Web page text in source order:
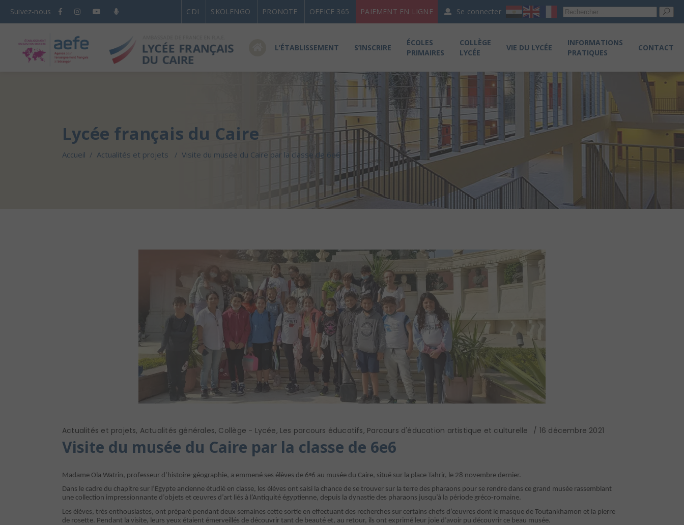
Suivez-nous CDI SKOLENGO PRONOTE OFFICE 365 PAIEMENT EN LIGNE Se connecter
L’ÉTABLISSEMENT S’INSCRIRE
ÉCOLES
PRIMAIRES
COLLÈGE
LYCÉE
VIE DU LYCÉE
INFORMATIONS
PRATIQUES
CONTACT
Lycée français du Caire
Accueil / Actualités et projets / Visite du musée du Caire par la classe de 6e6
Actualités et projets, Actualités générales, Collège - Lycée, Les parcours éducatifs, Parcours d'éducation artistique et culturelle 16 décembre 2021
Visite du musée du Caire par la classe de 6e6
Madame Ola Watrin, professeur d’histoire-géographie, a emmené ses élèves de 6e6 au musée du Caire, situé sur la place Tahrir, le 28 novembre dernier.
Dans le cadre du chapitre sur l’Egypte ancienne étudié en classe, les élèves ont saisi la chance de se trouver sur la terre des pharaons pour se rendre dans ce grand musée rassemblant
une collection impressionnante d’objets et œuvres d’art liés à l’Antiquité égyptienne, depuis la dynastie des pharaons jusqu’à la période gréco-romaine.
Les élèves, très enthousiastes, ont préparé pendant deux semaines cette sortie en effectuant des recherches sur certains chefs d’œuvres dont le masque de Toutankhamon et la pierre
de rosette. Pendant la visite, leurs yeux étaient émerveillés de découvrir tant de beauté et, au retour, ils ont exprimé leur joie d’avoir pu découvrir ce beau musée.